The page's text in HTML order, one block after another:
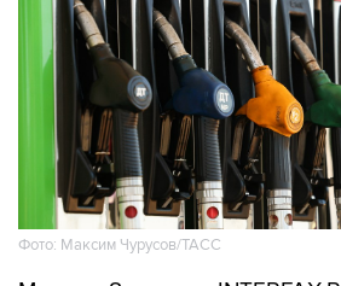
Фото: Максим Чурусов/ТАСС